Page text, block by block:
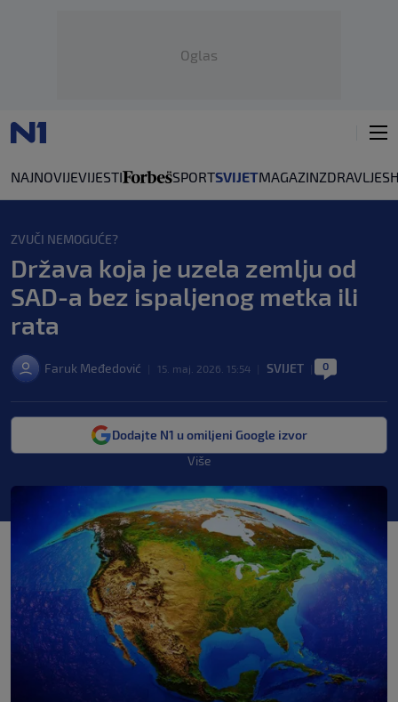
Oglas
NAJNOVIJEVIJESTI SPORTSVIJETMAGAZINZDRAVLJE
ZVUČI NEMOGUĆE?
Država koja je uzela zemlju od
SAD-a bez ispaljenog metka ili
rata
Faruk Međedović 15. maj. 2026. 15:54 SVIJET 0
Dodajte N1 u omiljeni Google izvor
Više